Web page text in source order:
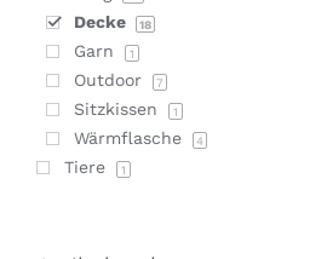
Decke 18
Garn 1
Outdoor 7
Sitzkissen 1
Wärmflasche 4
Tiere 1